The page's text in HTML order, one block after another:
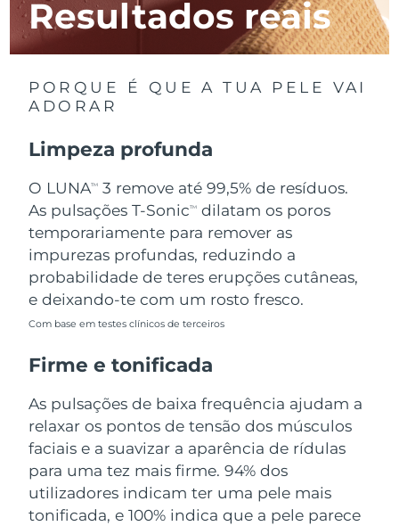
Resultados reais
PORQUE É QUE A TUA PELE VAI
ADORAR
Limpeza profunda
O LUNATM
3 remove até 99,5% de resíduos.
As pulsações T-SonicTM
dilatam os poros
temporariamente para remover as
impurezas profundas, reduzindo a
probabilidade de teres erupções cutâneas,
e deixando-te com um rosto fresco.
Com base em testes clínicos de terceiros
Firme e tonificada
As pulsações de baixa frequência ajudam a
relaxar os pontos de tensão dos músculos
faciais e a suavizar a aparência de rídulas
para uma tez mais firme. 94% dos
utilizadores indicam ter uma pele mais
tonificada, e 100% indica que a pele parece
Luxemburgo Entrega prevista8/12/26
Macau, RAE da
China
Malta
México Entrega prevista8/16/26
Mônaco Entrega prevista
Países Baixos Entrega prevista8/12/26
Nova Zelândia
Noruega
Omã Entrega prevista8/15/26
Filipinas Entrega prevista8/15/26
Polônia Entrega prevista8/13/26